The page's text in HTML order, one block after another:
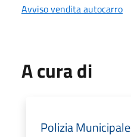
Avviso vendita autocarro
A cura di
Polizia Municipale